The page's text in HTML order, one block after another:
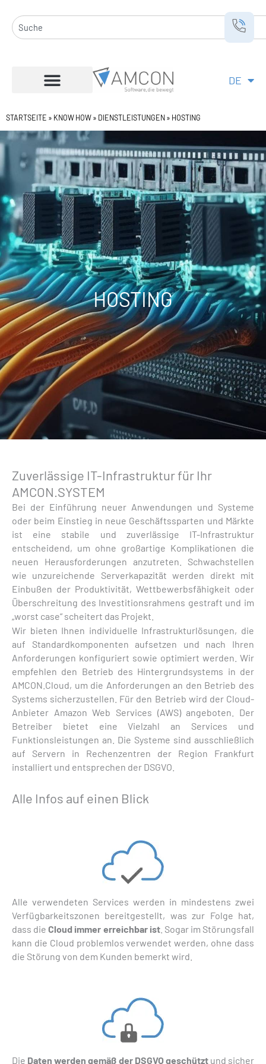
Inhalt
springen
Suche
DE
EN
STARTSEITE » KNOW HOW » DIENSTLEISTUNGEN » HOSTING
HOSTING
Zuverlässige IT-Infrastruktur für Ihr
AMCON.SYSTEM
Bei der Einführung neuer Anwendungen und Systeme
oder beim Einstieg in neue Geschäftssparten und Märkte
ist eine stabile und zuverlässige IT-Infrastruktur
entscheidend, um ohne großartige Komplikationen die
neuen Herausforderungen anzutreten. Schwachstellen
wie unzureichende Serverkapazität werden direkt mit
Einbußen der Produktivität, Wettbewerbsfähigkeit oder
Überschreitung des Investitionsrahmens gestraft und im
„worst case“ scheitert das Projekt.
Wir bieten Ihnen individuelle Infrastrukturlösungen, die
auf Standardkomponenten aufsetzen und nach Ihren
Anforderungen konfiguriert sowie optimiert werden. Wir
empfehlen den Betrieb des Hintergrundsystems in der
AMCON.Cloud, um die Anforderungen an den Betrieb des
Systems sicherzustellen. Für den Betrieb wird der Cloud-
Anbieter Amazon Web Services (AWS) angeboten. Der
Betreiber bietet eine Vielzahl an Services und
Funktionsleistungen an. Die Systeme sind ausschließlich
auf Servern in Rechenzentren der Region Frankfurt
installiert und entsprechen der DSGVO.
Alle Infos auf einen Blick
Alle verwendeten Services werden in mindestens zwei
Verfügbarkeitszonen bereitgestellt, was zur Folge hat,
dass dieCloud immer erreichbar ist. Sogar im Störungsfall
kann die Cloud problemlos verwendet werden, ohne dass
die Störung von dem Kunden bemerkt wird.
Die Daten werden gemäß der DSGVO geschütztund sicher